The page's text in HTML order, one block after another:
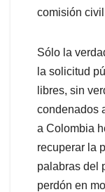
comisión
Sólo la
la solicitud
libres, sin
condenados
a Colombia
recuperar la
palabras del
perdón en